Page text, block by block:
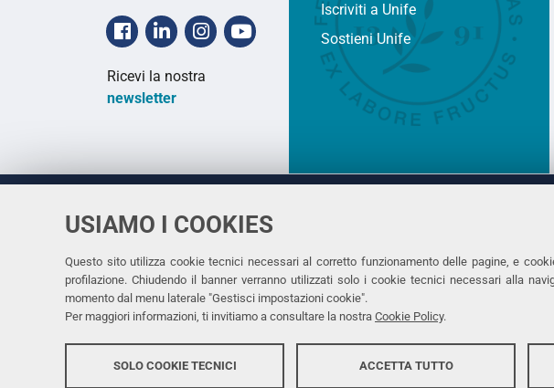
USIAMO I COOKIES
Questo sito utilizza cookie tecnici necessari al corretto funzionamento delle pagine, e
profilazione. Chiudendo il banner verranno utilizzati solo i cookie tecnici necessari alla
momento dal menu laterale "Gestisci impostazioni cookie".
Per maggiori informazioni, ti invitiamo a consultare la nostra Cookie Policy.
SOLO COOKIE TECNICI ACCETTA TUTTO
Facebook
LinkedinInstagramYoutube
Ricevi la nostra
newsletter
Iscriviti a Unife
Sostieni Unife
Università
di Ferrara
Rettrice: Prof.ssa Laura
via Ludovico Ariosto, 35 - 44121
C.F. 80007370382 - P.IVA